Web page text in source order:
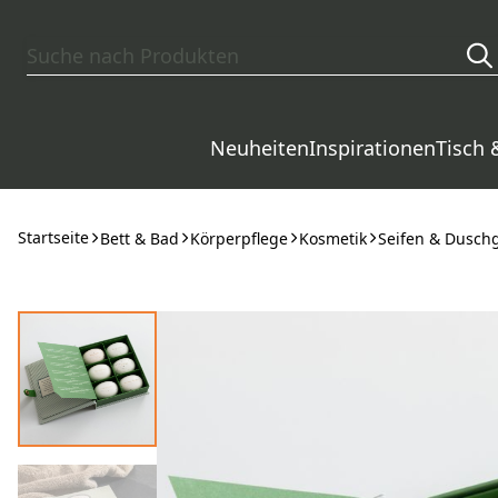
NeuheitenInspirationenTisch
Startseite Bett & Bad Körperpflege Kosmetik Seifen &